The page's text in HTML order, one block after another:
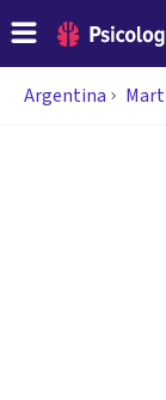
Argentina